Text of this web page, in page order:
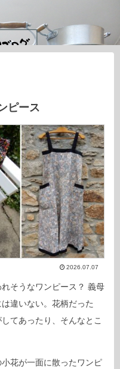
ピース
2026.07.07
そうなワンピース？ 義母
違いない。花柄だった
てあったり、そんなとこ
花が一面に散ったワンピ